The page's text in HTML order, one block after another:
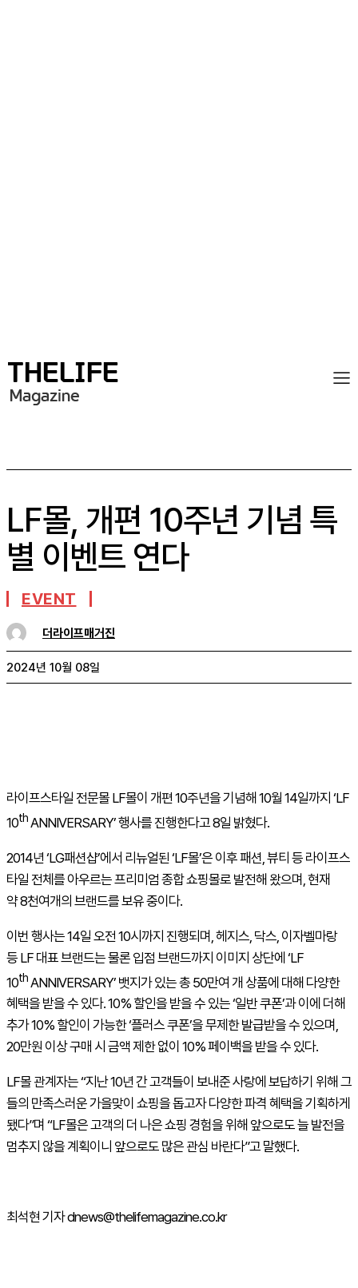
LF몰, 개편 10주년 기념 특
별 이벤트 연다
EVENT
더라이프매거진
2024년 10월 08일
라이프스타일 전문몰 LF몰이 개편 10주년을 기념해 10월 14일까지 ‘LF
10thANNIVERSARY’ 행사를 진행한다고 8일 밝혔다.
2014년 ‘LG패션샵’에서 리뉴얼된 ‘LF몰’은 이후 패션, 뷰티 등 라이프스
타일 전체를 아우르는 프리미엄 종합 쇼핑몰로 발전해 왔으며, 현재
약 8천여개의 브랜드를 보유 중이다.
이번 행사는 14일 오전 10시까지 진행되며, 헤지스, 닥스, 이자벨마랑
등 LF 대표 브랜드는 물론 입점 브랜드까지 이미지 상단에 ‘LF
10thANNIVERSARY’ 뱃지가 있는 총 50만여 개 상품에 대해 다양한
혜택을 받을 수 있다. 10% 할인을 받을 수 있는 ‘일반 쿠폰’과 이에 더해
추가 10% 할인이 가능한 ‘플러스 쿠폰’을 무제한 발급받을 수 있으며,
20만원 이상 구매 시 금액 제한 없이 10% 페이백을 받을 수 있다.
LF몰 관계자는 “지난 10년 간 고객들이 보내준 사랑에 보답하기 위해 그
들의 만족스러운 가을맞이 쇼핑을 돕고자 다양한 파격 혜택을 기획하게
됐다”며 “LF몰은 고객의 더 나은 쇼핑 경험을 위해 앞으로도 늘 발전을
멈추지 않을 계획이니 앞으로도 많은 관심 바란다”고 말했다.
최석현 기자 dnews@thelifemagazine.co.kr